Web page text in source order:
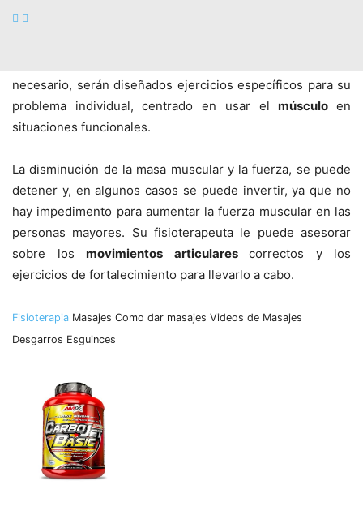
en vez de los ascensores siempre que pueda,
necesario, serán diseñados ejercicios especí­ficos para su
problema individual, centrado en usar elmúsculoen
situaciones funcionales.
La disminución de la masa muscular y la fuerza, se puede
detener y, en algunos casos se puede invertir, ya que no
hay impedimento para aumentar la fuerza muscular en las
personas mayores. Su fisioterapeuta le puede asesorar
sobre los movimientos articulares correctos y los
ejercicios de fortalecimiento para llevarlo a cabo.
Fisioterapia Masajes Como dar masajes Videos de Masajes
Desgarros Esguinces